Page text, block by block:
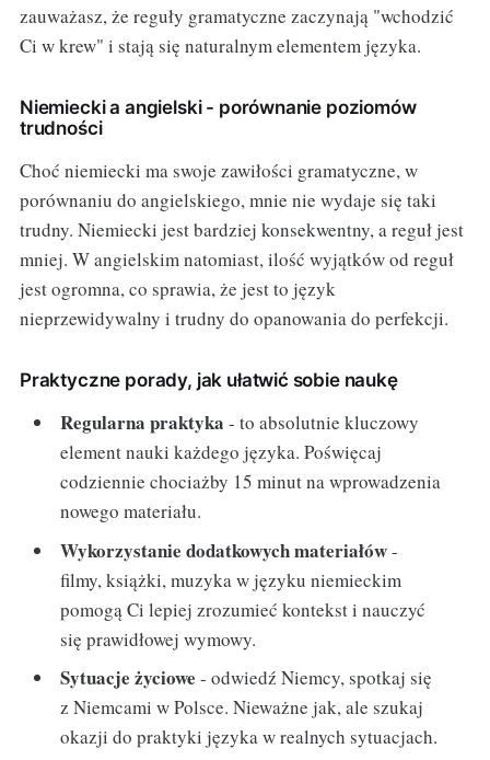
zauważasz, że reguły gramatyczne zaczynają "wchodzić
Ci w krew" i stają się naturalnym elementem języka.
Niemiecki a angielski - porównanie poziomów
trudności
Choć niemiecki ma swoje zawiłości gramatyczne, w
porównaniu do angielskiego, mnie nie wydaje się taki
trudny. Niemiecki jest bardziej konsekwentny, a reguł jest
mniej. W angielskim natomiast, ilość wyjątków od reguł
jest ogromna, co sprawia, że jest to język
nieprzewidywalny i trudny do opanowania do perfekcji.
Praktyczne porady, jak ułatwić sobie naukę
Regularna praktyka - to absolutnie kluczowy
element nauki każdego języka. Poświęcaj
codziennie chociażby 15 minut na wprowadzenia
nowego materiału.
Wykorzystanie dodatkowych materiałów-
filmy, książki, muzyka w języku niemieckim
pomogą Ci lepiej zrozumieć kontekst i nauczyć
się prawidłowej wymowy.
Sytuacje życiowe - odwiedź Niemcy, spotkaj się
z Niemcami w Polsce. Nieważne jak, ale szukaj
okazji do praktyki języka w realnych sytuacjach.